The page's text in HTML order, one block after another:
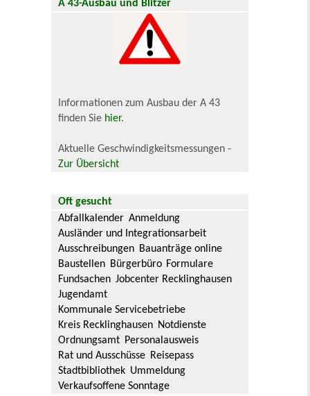
A 43-Ausbau und Blitzer
Informationen zum Ausbau der A 43
finden Sie hier.
Aktuelle Geschwindigkeitsmessungen -
Zur Übersicht
Oft gesucht
Abfallkalender Anmeldung
Ausländer und Integrationsarbeit
Ausschreibungen Bauanträge online
Baustellen Bürgerbüro Formulare
Fundsachen Jobcenter Recklinghausen
Jugendamt
Kommunale Servicebetriebe
Kreis Recklinghausen Notdienste
Ordnungsamt Personalausweis
Rat und Ausschüsse Reisepass
Stadtbibliothek Ummeldung
Verkaufsoffene Sonntage